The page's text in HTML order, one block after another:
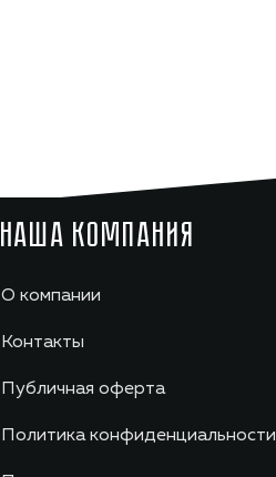
НАША КОМПАНИЯ
О компании
Контакты
Публичная оферта
Политика конфиденциальности